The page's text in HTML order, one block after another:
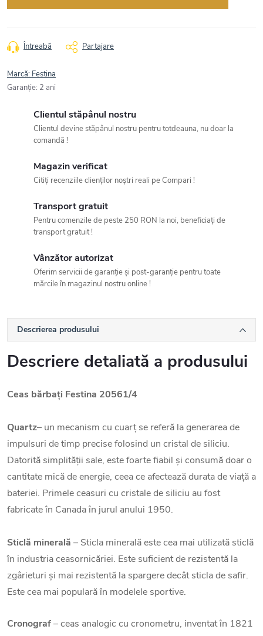
Întreabă Partajare
Marcă: Festina
Garanţie: 2 ani
Clientul stăpânul nostru
Clientul devine stăpânul nostru pentru totdeauna, nu doar la
comandă !
Magazin verificat
Citiți recenziile clienților noștri reali pe Compari !
Transport gratuit
Pentru comenzile de peste 250 RON la noi, beneficiați de
transport gratuit !
Vânzător autorizat
Oferim servicii de garanție și post-garanție pentru toate
mărcile în magazinul nostru online !
Descrierea produsului
Descriere detaliată a produsului
Ceas bărbați Festina 20561/4
Quartz– un mecanism cu cuarț se referă la generarea de
impulsuri de timp precise folosind un cristal de siliciu.
Datorită simplității sale, este foarte fiabil și consumă doar o
cantitate mică de energie, ceea ce afectează durata de viață a
bateriei. Primele ceasuri cu cristale de siliciu au fost
fabricate în Canada în jurul anului 1950.
Sticlă minerală – Sticla minerală este cea mai utilizată sticlă
în industria ceasornicăriei. Este suficient de rezistentă la
zgârieturi și mai rezistentă la spargere decât sticla de safir.
Este cea mai populară în modelele sportive.
Cronograf– ceas analogic cu cronometru, inventat în 1821